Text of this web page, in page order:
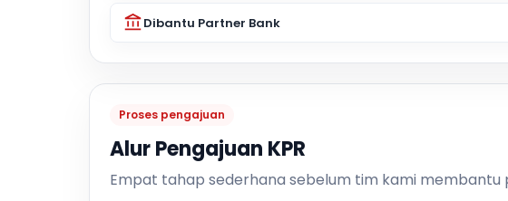
Dibantu Partner Bank
Proses pengajuan
Alur Pengajuan KPR
Empat tahap sederhana sebelum tim kami membantu